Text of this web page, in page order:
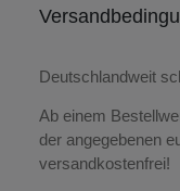
Deutschlandweit
Ab einem
der angegebenen
versandkostenfrei!